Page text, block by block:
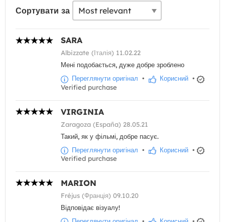
Сортувати за
SARA
Albizzate (Італія) 11.02.22
Мені подобається, дуже добре зроблено
Переглянути оригінал • Корисний •
Verified purchase
VIRGINIA
Zaragoza (España) 28.05.21
Такий, як у фільмі, добре пасує.
Переглянути оригінал • Корисний •
Verified purchase
MARION
Fréjus (Франція) 09.10.20
Відповідає візуалу!